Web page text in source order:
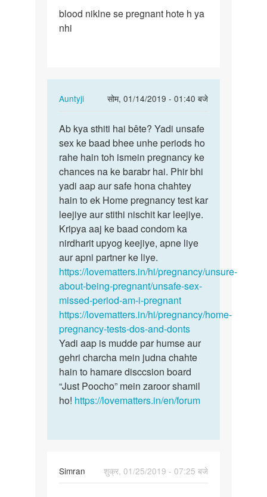
blood
niklne
blood niklne se pregnant hote h ya
nhi
Auntyji
सोम, 01/14/2019 - 01:40 बजे
In
to
blood
niklne
se
pregnant…
by
अज्ञात
Ab
kya
sthiti
hai
bête?
Yadi…
Ab kya sthiti hai bête? Yadi unsafe
sex ke baad bhee unhe periods ho
rahe hain toh ismein pregnancy ke
chances na ke barabr hai. Phir bhi
yadi aap aur safe hona chahtey
hain to ek Home pregnancy test kar
leejiye aur stithi nischit kar leejiye.
Kripya aaj ke baad condom ka
nirdharit upyog keejiye, apne liye
aur apni partner ke liye.
https://lovematters.in/hi/pregnancy/unsure-
about-being-pregnant/unsafe-sex-
missed-period-am-i-pregnant
https://lovematters.in/hi/pregnancy/home-
pregnancy-tests-dos-and-donts
Yadi aap is mudde par humse aur
gehri charcha mein judna chahte
hain to hamare disccsion board
“Just Poocho” mein zaroor shamil
ho! https://lovematters.in/en/forum
Simran
शुक्र, 01/25/2019 - 07:25 बजे